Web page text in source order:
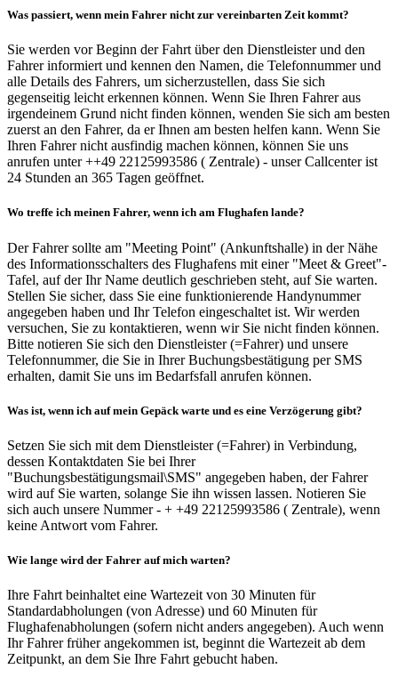
Was passiert, wenn mein Fahrer nicht zur vereinbarten Zeit kommt?
Sie werden vor Beginn der Fahrt über den Dienstleister und den
Fahrer informiert und kennen den Namen, die Telefonnummer und
alle Details des Fahrers, um sicherzustellen, dass Sie sich
gegenseitig leicht erkennen können. Wenn Sie Ihren Fahrer aus
irgendeinem Grund nicht finden können, wenden Sie sich am besten
zuerst an den Fahrer, da er Ihnen am besten helfen kann. Wenn Sie
Ihren Fahrer nicht ausfindig machen können, können Sie uns
anrufen unter ++49 22125993586 ( Zentrale) - unser Callcenter ist
24 Stunden an 365 Tagen geöffnet.
Wo treffe ich meinen Fahrer, wenn ich am Flughafen lande?
Der Fahrer sollte am "Meeting Point" (Ankunftshalle) in der Nähe
des Informationsschalters des Flughafens mit einer "Meet & Greet"-
Tafel, auf der Ihr Name deutlich geschrieben steht, auf Sie warten.
Stellen Sie sicher, dass Sie eine funktionierende Handynummer
angegeben haben und Ihr Telefon eingeschaltet ist. Wir werden
versuchen, Sie zu kontaktieren, wenn wir Sie nicht finden können.
Bitte notieren Sie sich den Dienstleister (=Fahrer) und unsere
Telefonnummer, die Sie in Ihrer Buchungsbestätigung per SMS
erhalten, damit Sie uns im Bedarfsfall anrufen können.
Was ist, wenn ich auf mein Gepäck warte und es eine Verzögerung gibt?
Setzen Sie sich mit dem Dienstleister (=Fahrer) in Verbindung,
dessen Kontaktdaten Sie bei Ihrer
"Buchungsbestätigungsmail\SMS" angegeben haben, der Fahrer
wird auf Sie warten, solange Sie ihn wissen lassen. Notieren Sie
sich auch unsere Nummer - + +49 22125993586 ( Zentrale), wenn
keine Antwort vom Fahrer.
Wie lange wird der Fahrer auf mich warten?
Ihre Fahrt beinhaltet eine Wartezeit von 30 Minuten für
Standardabholungen (von Adresse) und 60 Minuten für
Flughafenabholungen (sofern nicht anders angegeben). Auch wenn
Ihr Fahrer früher angekommen ist, beginnt die Wartezeit ab dem
Zeitpunkt, an dem Sie Ihre Fahrt gebucht haben.